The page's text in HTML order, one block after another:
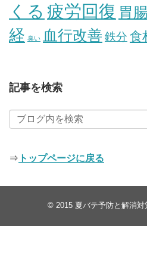
くる 疲労回復 胃腸
経 臭い 血行改善 鉄分 食
記事を検索
⇒ トップページに戻る
© 2015 夏バテ予防と解消対